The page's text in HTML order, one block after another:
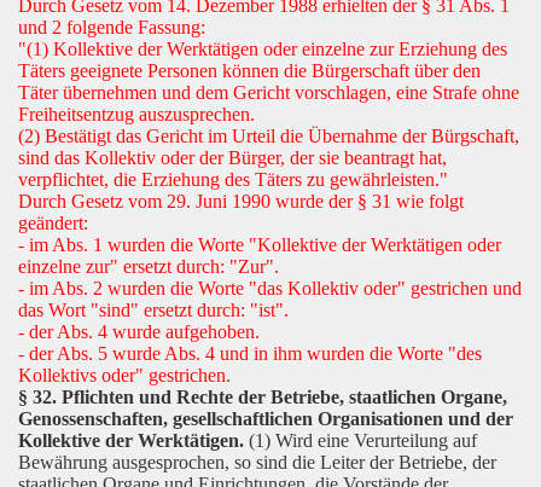
Durch Gesetz vom 14. Dezember 1988 erhielten der § 31 Abs. 1
und 2 folgende Fassung:
"(1) Kollektive der Werktätigen oder einzelne zur Erziehung des
Täters geeignete Personen können die Bürgerschaft über den
Täter übernehmen und dem Gericht vorschlagen, eine Strafe ohne
Freiheitsentzug auszusprechen.
(2) Bestätigt das Gericht im Urteil die Übernahme der Bürgschaft,
sind das Kollektiv oder der Bürger, der sie beantragt hat,
verpflichtet, die Erziehung des Täters zu gewährleisten."
Durch Gesetz vom 29. Juni 1990 wurde der § 31 wie folgt
geändert:
- im Abs. 1 wurden die Worte "Kollektive der Werktätigen oder
einzelne zur" ersetzt durch: "Zur".
- im Abs. 2 wurden die Worte "das Kollektiv oder" gestrichen und
das Wort "sind" ersetzt durch: "ist".
- der Abs. 4 wurde aufgehoben.
- der Abs. 5 wurde Abs. 4 und in ihm wurden die Worte "des
Kollektivs oder" gestrichen.
§ 32. Pflichten und Rechte der Betriebe, staatlichen Organe,
Genossenschaften, gesellschaftlichen Organisationen und der
Kollektive der Werktätigen. (1) Wird eine Verurteilung auf
Bewährung ausgesprochen, so sind die Leiter der Betriebe, der